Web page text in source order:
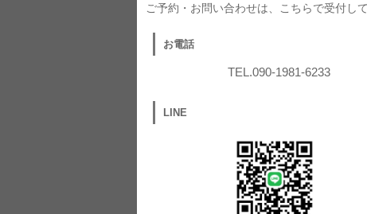
ご予約・お問い合わせは、こちらで受付し
お電話
TEL.090-1981-6233
LINE